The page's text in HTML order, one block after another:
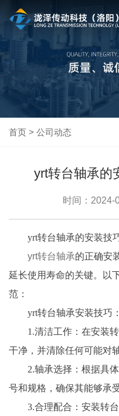
首页 > 公司动态
yrt转台轴承的
时间：2024-
yrt转台轴承的安装技
yrt转台轴承的正确安
延长使用寿命的关键。以
范：
yrt转台轴承安装技巧：
1.清洁工作：在安装转
干净，并清除任何可能对
2.轴承选择：根据具体
号和规格，确保其能够承
3.合理配合：安装转台